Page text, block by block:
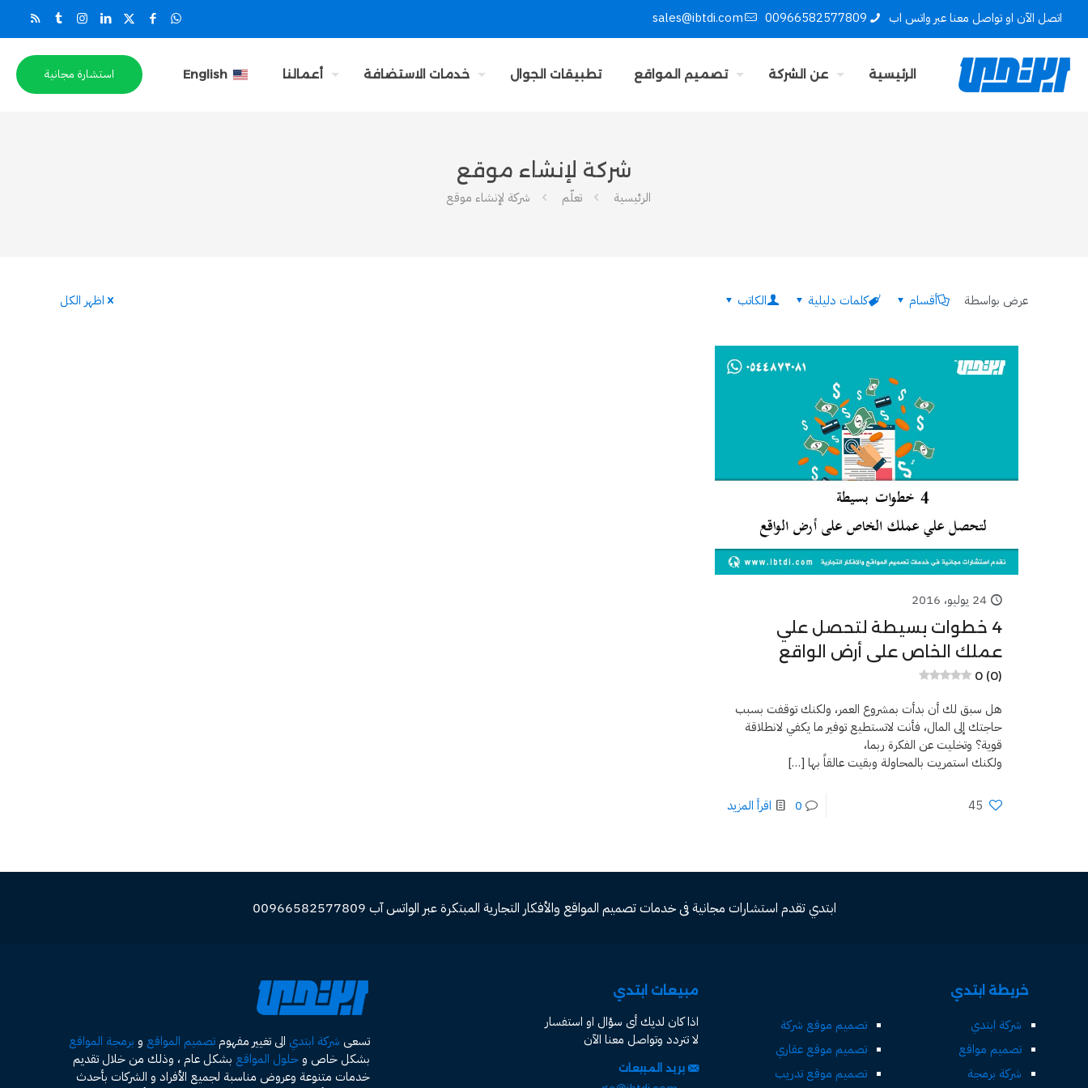
اتصل الآن او تواصل معنا عبر واتس اب 00966582577809
sales@ibtdi.com
الرئيسية عن الشركة تصميم المواقع تطبيقات الجوال خدمات الاستضافة أعمالنا English استشارة مجانية
شركة لإنشاء موقع
الرئيسية تعلّم شركة لإنشاء موقع
عرض بواسطة أقسام كلمات دليلية الكاتب اظهر الكل
24 يوليو، 2016
4 خطوات بسيطة لتحصل علي
عملك الخاص على أرض الواقع
0 (0)
هل سبق لك أن بدأت بمشروع العمر، ولكنك توقفت بسبب
حاجتك إلى المال، فأنت لاتستطيع توفير ما يكفي لانطلاقة
قوية؟ وتخليت عن الفكرة ربما،
ولكنك استمريت بالمحاولة وبقيت عالقاً بها […]
45
0 اقرأ المزيد
ابتدي تقدم استشارات مجانية فى خدمات تصميم المواقع والأفكار التجارية المبتكرة عبر الواتس آب 00966582577809
خريطة ابتدي
شركة ابتدي
تصميم مواقع
شركة برمجة
تصميم موقع شركة
تصميم موقع عقاري
تصميم موقع تدريب
مبيعات ابتدي
اذا كان لديك أى سؤال او استفسار
لا تتردد وتواصل معنا الآن
بريد المبيعات
تسعى شركة ابتدي الى تغيير مفهومتصميم المواقع و برمجة المواقع
بشكل خاص وحلول المواقع بشكل عام ، وذلك من خلال تقديم
خدمات متنوعة وعروض مناسبة لجميع الأفراد و الشركات بأحدث